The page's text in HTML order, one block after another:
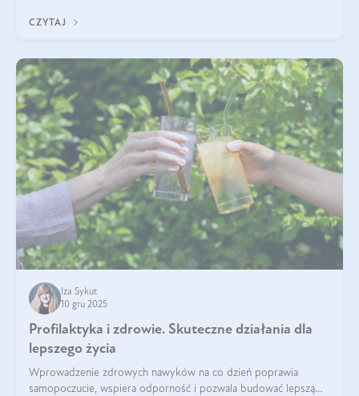
CZYTAJ
Iza Sykut
10 gru 2025
Profilaktyka i zdrowie. Skuteczne działania dla
lepszego życia
Wprowadzenie zdrowych nawyków na co dzień poprawia
samopoczucie, wspiera odporność i pozwala budować lepszą